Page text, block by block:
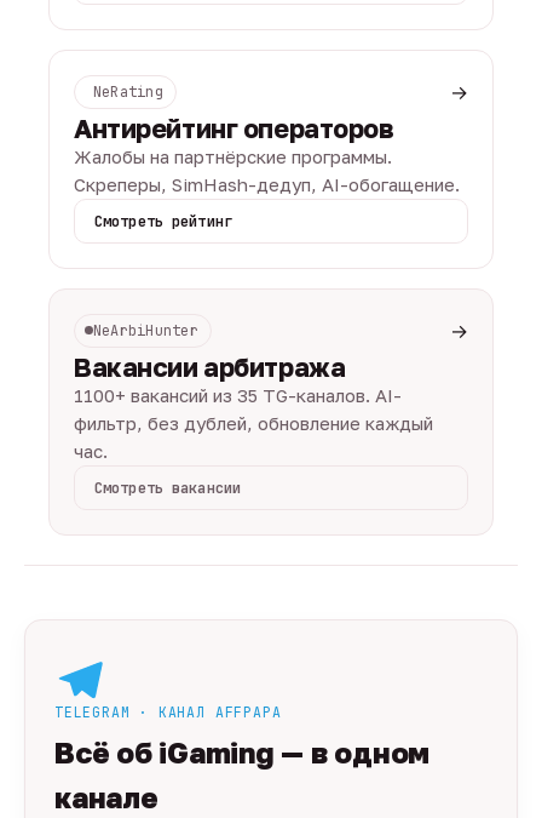
NeRating →
Антирейтинг операторов
Жалобы на партнёрские программы.
Скреперы, SimHash-дедуп, AI-обогащение.
Смотреть рейтинг
NeArbiHunter →
Вакансии арбитража
1100+ вакансий из 35 TG-каналов. AI-
фильтр, без дублей, обновление каждый
час.
Смотреть вакансии
TELEGRAM · КАНАЛ AFFPAPA
Всё об iGaming — в одном
канале